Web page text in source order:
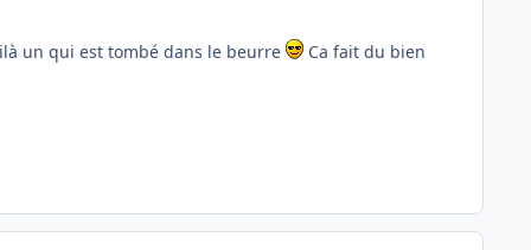
un qui est tombé dans le beurre
Ca fait du bien